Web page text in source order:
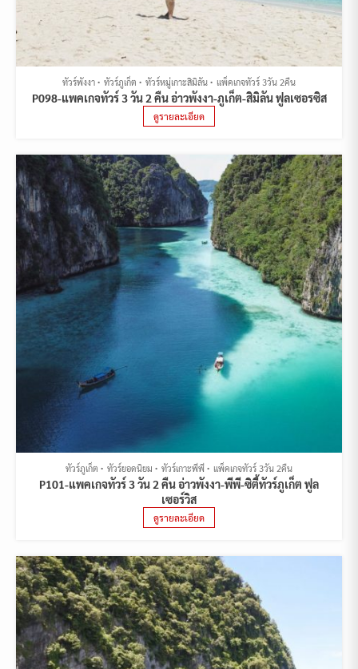
ทัวร์พังงา ทัวร์ภูเก็ต ทัวร์หมู่เกาะสิมิลัน แพ็คเกจทัวร์ 3วัน 2คืน
P098-แพคเกจทัวร์ 3 วัน 2 คืน อ่าวพังงา-ภูเก็ต-สิมิลัน ฟูลเซอรซิส
ดูรายละเอียด
ทัวร์ภูเก็ต ทัวร์ยอดนิยม ทัวร์เกาะพีพี แพ็คเกจทัวร์ 3วัน 2คืน
P101-แพคเกจทัวร์ 3 วัน 2 คืน อ่าวพังงา-พีพี-ซิตี้ทัวร์ภูเก็ต ฟูล
เซอร์วิส
ดูรายละเอียด